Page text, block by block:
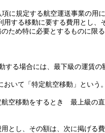
に規定する航空運送事業の用
用する移動に要する費用とし、
ため特に必要とするものに限
る場合には、最下級の運賃の
おいて「特定航空移動」という
空移動をするとき 最上級の
とし、その額は、次に掲げる